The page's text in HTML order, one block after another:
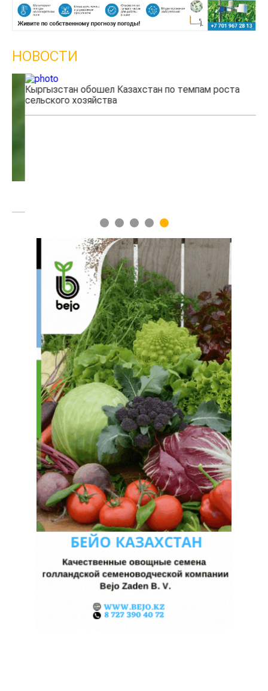
НОВОСТИ
Кыргызстан обошел Казахстан по темпам роста
сельского хозяйства
1 2 3 4 5